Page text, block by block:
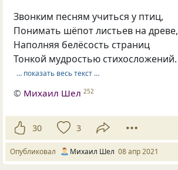
Звонким песням учиться у птиц,
Понимать шёпот листьев на древе,
Наполняя белёсость страниц
Тонкой мудростью стихосложений.
… показать весь текст …
© Михаил Шел 252
30 3
Опубликовал Михаил Шел 08 апр 2021